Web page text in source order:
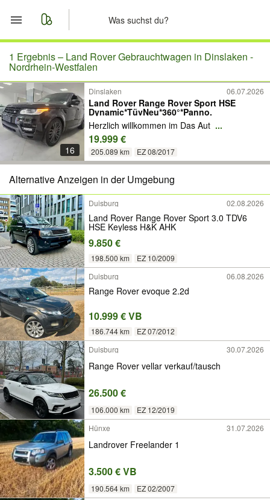
Start
Merkliste
Nachrichten
Anzeige aufgeben
1 Ergebnis – Land Rover Gebrauchtwagen in Dinslaken -
Nordrhein-Westfalen
16
Dinslaken 06.07.2026
Land Rover Range Rover Sport HSE
Dynamic*TüvNeu*360°*Panno.
Herzlich willkommen im Das Aut ...
19.999 €
205.089 km EZ 08/2017
Alternative Anzeigen in der Umgebung
Duisburg 02.08.2026
Land Rover Range Rover Sport 3.0 TDV6
HSE Keyless H&K AHK
9.850 €
198.500 km
EZ 10/2009
Duisburg
06.08.2026
Range Rover evoque 2.2d
10.999 € VB
186.744 km
EZ 07/2012
Duisburg
30.07.2026
Range Rover vellar verkauf/tausch
26.500 €
106.000 km
EZ 12/2019
Hünxe
31.07.2026
Landrover Freelander 1
3.500 € VB
190.564 km
EZ 02/2007